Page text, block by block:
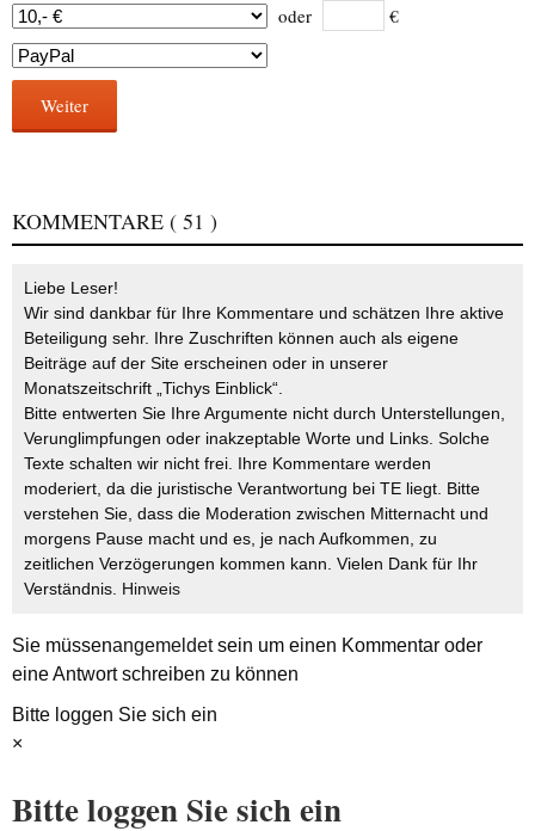
oder €
Weiter
KOMMENTARE ( 51 )
Liebe Leser!
Wir sind dankbar für Ihre Kommentare und schätzen Ihre aktive
Beteiligung sehr. Ihre Zuschriften können auch als eigene
Beiträge auf der Site erscheinen oder in unserer
Monatszeitschrift „Tichys Einblick“.
Bitte entwerten Sie Ihre Argumente nicht durch Unterstellungen,
Verunglimpfungen oder inakzeptable Worte und Links. Solche
Texte schalten wir nicht frei. Ihre Kommentare werden
moderiert, da die juristische Verantwortung bei TE liegt. Bitte
verstehen Sie, dass die Moderation zwischen Mitternacht und
morgens Pause macht und es, je nach Aufkommen, zu
zeitlichen Verzögerungen kommen kann. Vielen Dank für Ihr
Verständnis. Hinweis
Sie müssenangemeldetsein um einen Kommentar oder
eine Antwort schreiben zu können
Bitte loggen Sie sich ein
×
Bitte loggen Sie sich ein